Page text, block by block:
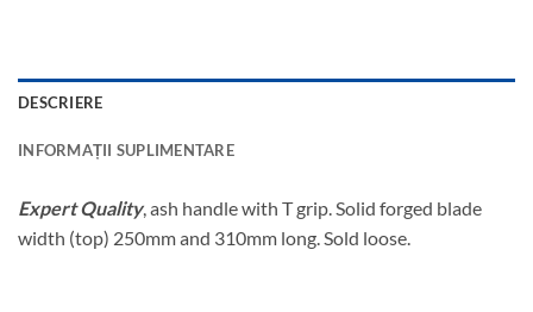
DESCRIERE
INFORMAȚII SUPLIMENTARE
Expert Quality, ash handle with T grip. Solid forged blade
width (top) 250mm and 310mm long. Sold loose.